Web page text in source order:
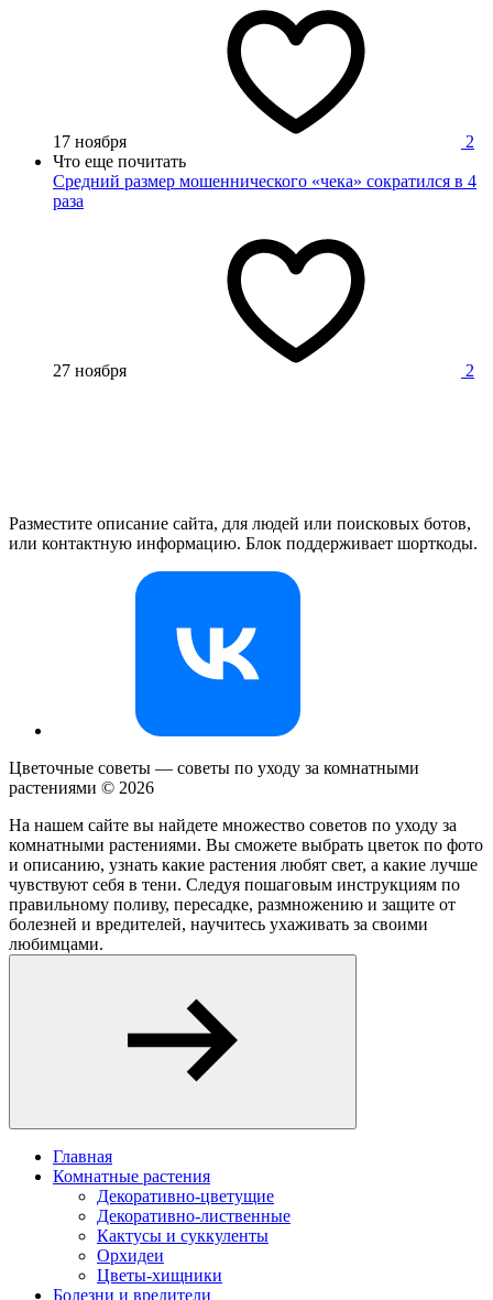
17 ноября
2
Что еще почитать
Средний размер мошеннического «чека» сократился в 4
раза
27 ноября 2
Разместите описание сайта, для людей или поисковых ботов,
или контактную информацию. Блок поддерживает шорткоды.
Цветочные советы — советы по уходу за комнатными
растениями © 2026
На нашем сайте вы найдете множество советов по уходу за
комнатными растениями. Вы сможете выбрать цветок по фото
и описанию, узнать какие растения любят свет, а какие лучше
чувствуют себя в тени. Следуя пошаговым инструкциям по
правильному поливу, пересадке, размножению и защите от
болезней и вредителей, научитесь ухаживать за своими
любимцами.
Главная
Комнатные растения
Декоративно-цветущие
Декоративно-лиственные
Кактусы и суккуленты
Орхидеи
Цветы-хищники
Болезни и вредители